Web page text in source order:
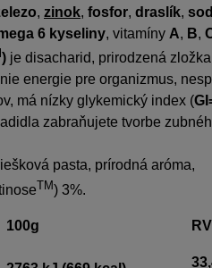
, zinok, fosfor, draslík,
6 kyseliny, vitamíny A, B,
) je disacharid, prirodzená
energie pre organizmus,
má nízky glykemický index (
zabraňujete tvorbe
pasta, prírodná aróma,
TM) 3%.
100g